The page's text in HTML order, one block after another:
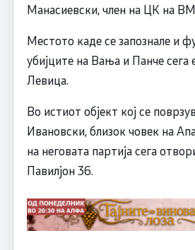
Манасиевски, член на ЦК на
Местото каде се запознале и
убијците на Вања и Панче сега
Левица.
Во истиот објект кој се
Ивановски, близок човек на
на неговата партија сега
Павилјон 36.